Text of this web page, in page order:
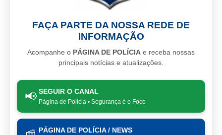
FAÇA PARTE DA NOSSA REDE DE
INFORMAÇÃO
Acompanhe o PÁGINA DE POLÍCIA e receba nossas
principais notícias e atualizações.
📢 SEGUIR O CANAL
Página de Polícia • Segurança é o Foco
PÁGINA DE POLÍCIA / NEWS